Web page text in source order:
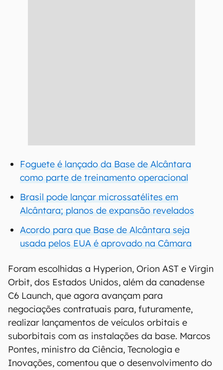
Foguete é lançado da Base de Alcântara
como parte de treinamento operacional
Brasil pode lançar microssatélites em
Alcântara; planos de expansão revelados
Acordo para que Base de Alcântara seja
usada pelos EUA é aprovado na Câmara
Foram escolhidas a Hyperion, Orion AST e Virgin
Orbit, dos Estados Unidos, além da canadense
C6 Launch, que agora avançam para
negociações contratuais para, futuramente,
realizar lançamentos de veículos orbitais e
suborbitais com as instalações da base. Marcos
Pontes, ministro da Ciência, Tecnologia e
Inovações, comentou que o desenvolvimento do